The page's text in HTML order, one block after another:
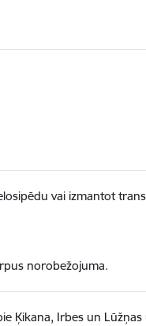
vai izmantot
norobežojuma.
Ķikana, Irbes un Lūžņas